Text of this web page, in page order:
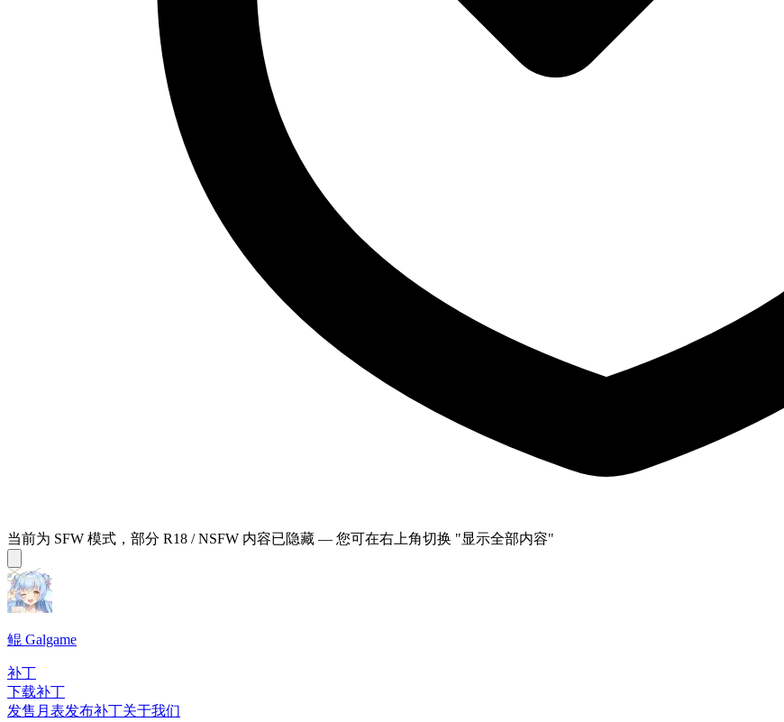
当前为 SFW 模式，部分 R18 / NSFW 内容已隐藏 — 您可在右上角切换 "显示全部内容"
鲲 Galgame
补丁
下载补丁
发售月表发布补丁关于我们